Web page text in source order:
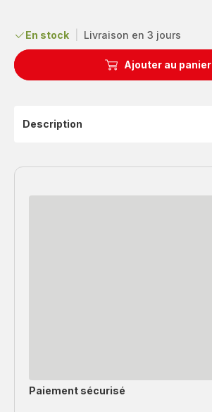
En stock Livraison en 3 jours
Ajouter au panier
Description
Paiement sécurisé